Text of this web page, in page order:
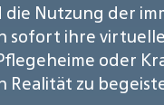
die Nutzung der
ihre
oder
Realität zu